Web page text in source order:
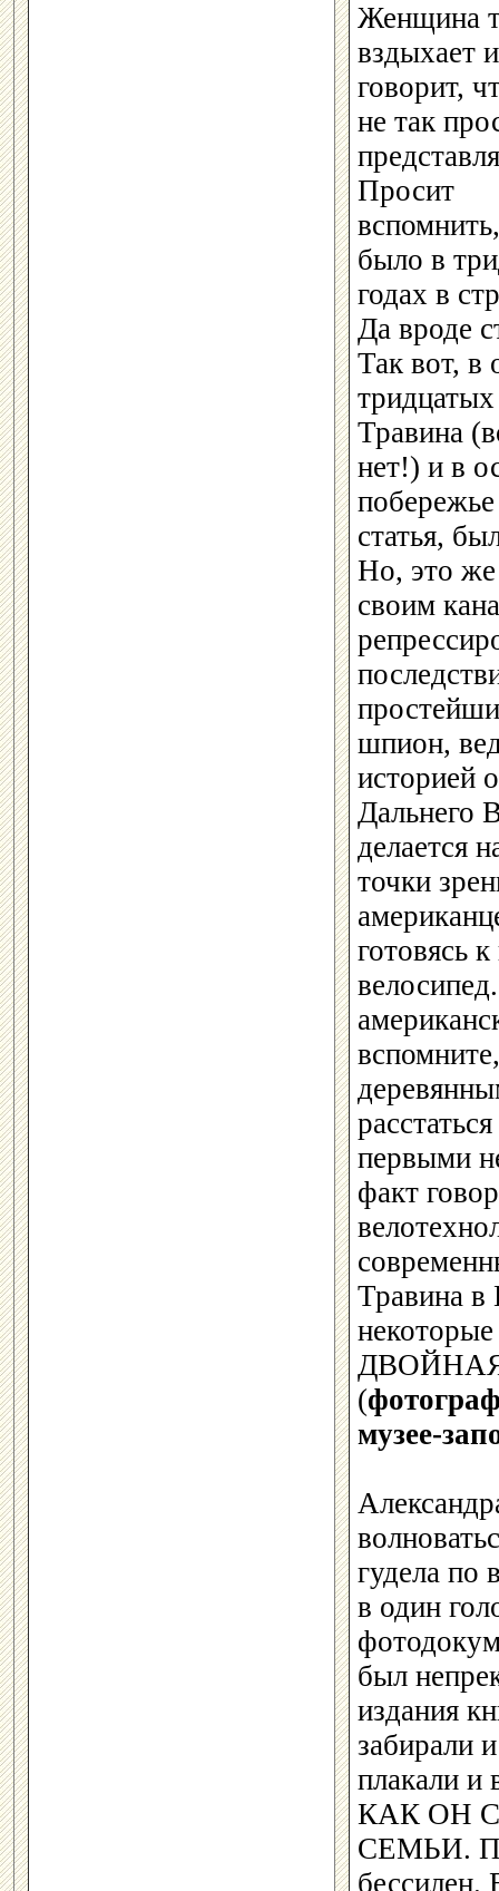
Женщина
вздыхает и
говорит,
не так
Просит
было в
годах в
Да вроде
Так вот, в
тридцатых
Травина
нет!) и в
статья,
Но, это
своим
шпион,
историей
Дальнего
делается
точки
готовясь
первыми
факт
Травина в
ДВОЙНАЯ
(
музее-
гудела по
в один
был
издания
забирали
плакали и
КАК ОН
СЕМЬИ.
бессилен.